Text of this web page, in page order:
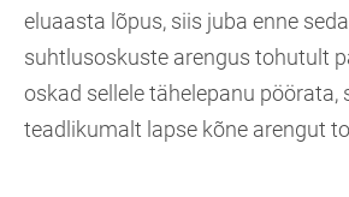
eluaasta lõpus, siis juba enne
suhtlusoskuste arengus tohutult
oskad sellele tähelepanu pöörata,
teadlikumalt lapse kõne arengut